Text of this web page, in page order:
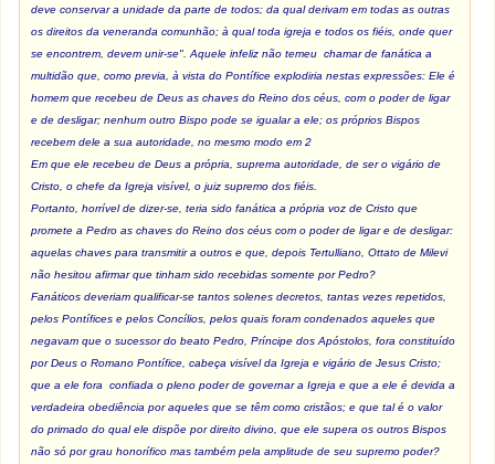
deve conservar a unidade da parte de todos; da qual derivam em todas as outras
os direitos da veneranda comunhão; à qual toda igreja e todos os fiéis, onde quer
se encontrem, devem unir-se". Aquele infeliz não temeu chamar de fanática a
multidão que, como previa, à vista do Pontífice explodiria nestas expressões: Ele é
homem que recebeu de Deus as chaves do Reino dos céus, com o poder de ligar
e de desligar; nenhum outro Bispo pode se igualar a ele; os próprios Bispos
recebem dele a sua autoridade, no mesmo modo em 2
Em que ele recebeu de Deus a própria, suprema autoridade, de ser o vigário de
Cristo, o chefe da Igreja visível, o juiz supremo dos fiéis.
Portanto, horrível de dizer-se, teria sido fanática a própria voz de Cristo que
promete a Pedro as chaves do Reino dos céus com o poder de ligar e de desligar:
aquelas chaves para transmitir a outros e que, depois Tertulliano, Ottato de Milevi
não hesitou afirmar que tinham sido recebidas somente por Pedro?
Fanáticos deveriam qualificar-se tantos solenes decretos, tantas vezes repetidos,
pelos Pontífices e pelos Concílios, pelos quais foram condenados aqueles que
negavam que o sucessor do beato Pedro, Príncipe dos Apóstolos, fora constituído
por Deus o Romano Pontífice, cabeça visível da Igreja e vigário de Jesus Cristo;
que a ele fora confiada o pleno poder de governar a Igreja e que a ele é devida a
verdadeira obediência por aqueles que se têm como cristãos; e que tal é o valor
do primado do qual ele dispõe por direito divino, que ele supera os outros Bispos
não só por grau honorífico mas também pela amplitude de seu supremo poder?